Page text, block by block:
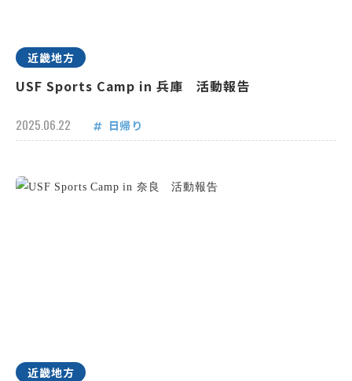
近畿地方
USF Sports Camp in 兵庫 活動報告
2025.06.22 日帰り
近畿地方